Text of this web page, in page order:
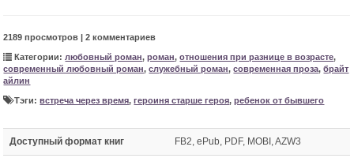
2189 просмотров | 2 комментариев
Категории:любовный роман,роман,отношения при разнице в возрасте,
современный любовный роман,служебный роман,современная проза,брайт
айлин
Тэги:встреча через время,героиня старше героя,ребенок от бывшего
Доступный формат книг FB2, ePub, PDF, MOBI, AZW3